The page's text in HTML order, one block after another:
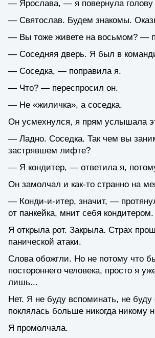
— Ярослава, — я повернула голову
— Святослав. Будем знакомы.
— Вы тоже живете на восьмом? —
— Соседняя дверь. Я был в
— Соседка, — поправила я.
— Что? — переспросил он.
— Не «жиличка», а соседка.
Он усмехнулся, я прям услышала
— Ладно. Соседка. Так чем вы
застрявшем лифте?
— Я кондитер, — ответила я,
Он замолчал и как-то странно на
— Конди-и-итер, значит, —
от панкейка, мнит себя кондитером.
Я открыла рот. Закрыла. Страх
панической атаки.
Слова обожгли. Но не потому что
постороннего человека, просто я
лишь...
Нет. Я не буду вспоминать, не
поклялась больше никогда никому
Я промолчала.